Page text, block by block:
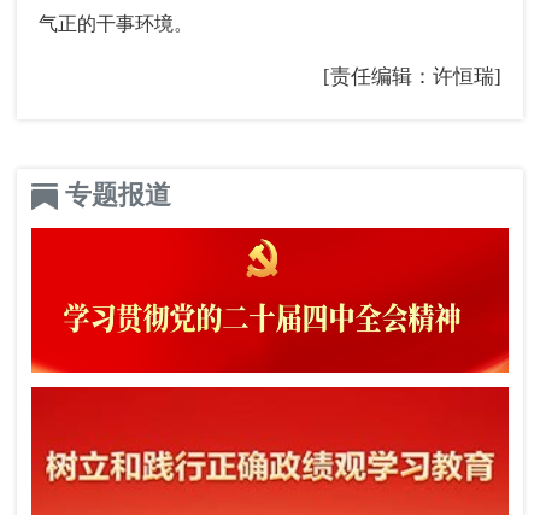
气正的干事环境。
[责任编辑：许恒瑞]
专题报道